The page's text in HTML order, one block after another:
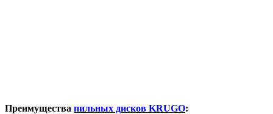
Преимущества пильных дисков KRUGO: